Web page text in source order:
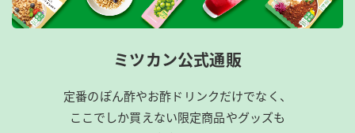
ミツカン公式通販
定番のぽん酢やお酢ドリンクだけでなく、
ここでしか買えない限定商品やグッズも